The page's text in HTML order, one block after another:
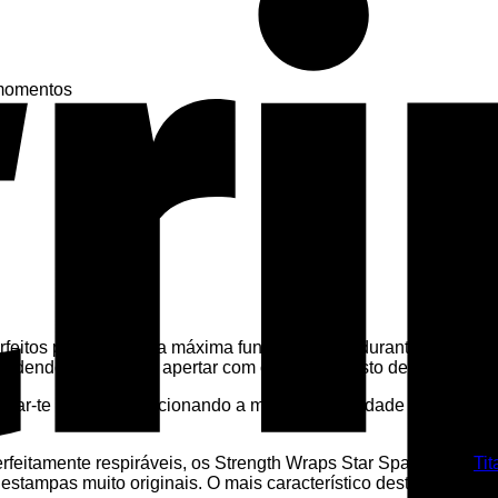
para garantir a máxima funcionalidade durante os
afrouxar ou apertar com o simples gesto de girá-los.
te nisso, proporcionando a mais alta qualidade a cada
respiráveis, os Strength Wraps Star Spangled –
muito originais. O mais característico destes wraps